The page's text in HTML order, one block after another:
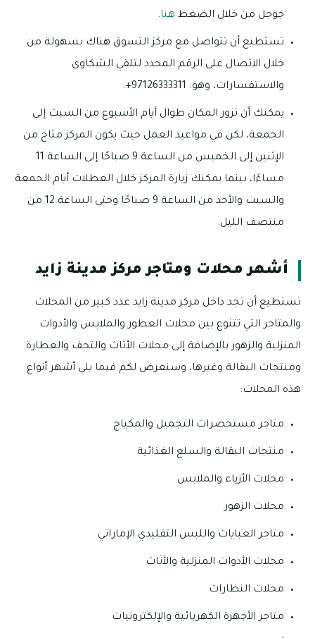
جوجل من خلال الضغط هنا.
تستطيع أن تتواصل مع مركز التسوق هناك بسهولة من
خلال الاتصال على الرقم المحدد لتلقي الشكاوى
والاستفسارات، وهو: 97126333311+.
يمكنك أن تزور المكان طوال أيام الأسبوع من السبت إلى
الجمعة، لكن في مواعيد العمل حيث يكون المركز متاح من
الإثنين إلى الخميس من الساعة 9 صباحًا إلى الساعة 11
مساءًا، بينما يمكنك زيارة المركز خلال العطلات أيام الجمعة
والسبت والأحد من الساعة 9 صباحًا وحتى الساعة 12 من
منتصف الليل.
أشهر محلات ومتاجر مركز مدينة زايد
تستطيع أن تجد داخل مركز مدينة زايد عدد كبير من المحلات
والمتاجر التي تتنوع بين محلات العطور والملابس والأدوات
المنزلية والزهور بالإضافة إلى محلات الأثاث والتحف والعطارة
ومنتجات البقالة وغيرها، وسنعرض لكم فيما يلي أشهر أنواع
هذه المحلات:
متاجر مستحضرات التجميل والمكياج
منتجات البقالة والسلع الغذائية
محلات الأزياء والملابس
محلات الزهور
متاجر العبايات واللبس التقليدي الإماراتي
محلات الأدوات المنزلية والأثاث
محلات النظارات
متاجر الأجهزة الكهربائية والإلكترونيات